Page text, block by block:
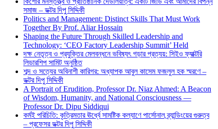
সমাজ – ডক্টর দিপু সিদ্দিকী
Politics and Management: Distinct Skills That Must Work
Together By Prof. Aliar Hossain
Shaping the Future Through Skilled Leadership and
Technology: ‘CEO Factory Leadership Summit’ Held
দক্ষ নেতৃত্ব ও প্রযুক্তির মেলবন্ধনে ভবিষ্যৎ গড়ার প্রত্যয়: সিইও ফ্যাক্টরি
লিডারশিপ সামিট অনুষ্ঠিত
শব্দ ও সত্যের অবিনাশী কারিগর: অধ্যাপক আবুল কাসেম ফজলুল হক স্মরণে –
ডক্টর দিপু সিদ্দিকী
A Portrait of Erudition, Professor Dr. Niaz Ahmed: A Beacon
of Wisdom, Humanity, and National Consciousness —
Professor Dr. Dipu Siddiqui
কর্মই পরিচিতি: কৃত্রিমতার ঊর্ধ্বে সামষ্টিক কল্যাণে পার্সোনাল ব্র্যান্ডিংয়ের গুরুত্ব
– প্রফেসর ডক্টর দিপু সিদ্দিকী